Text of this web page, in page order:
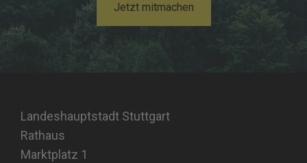
Jetzt mitmachen
Landeshauptstadt Stuttgart
Rathaus
Marktplatz 1